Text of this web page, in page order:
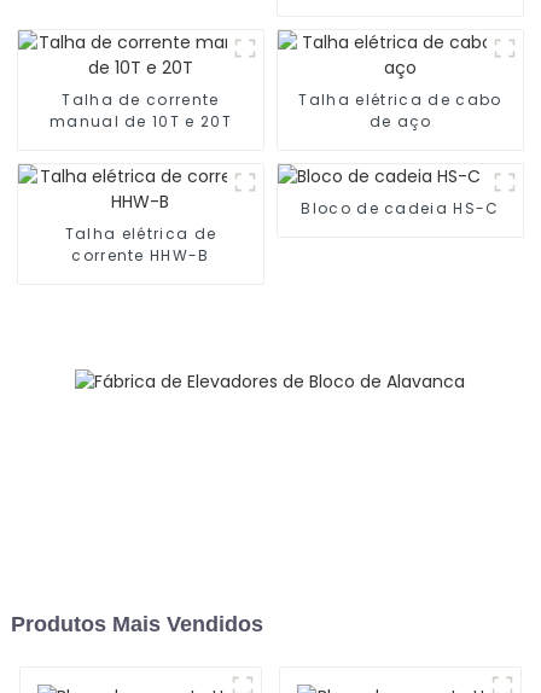
Talha de corrente
manual de 10T e 20T
Talha elétrica de cabo
de aço
Talha elétrica de
corrente HHW-B
Bloco de cadeia HS-C
Produtos Mais Vendidos